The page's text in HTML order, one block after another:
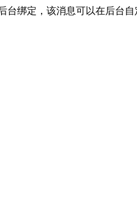
台绑定，该消息可以在后台自